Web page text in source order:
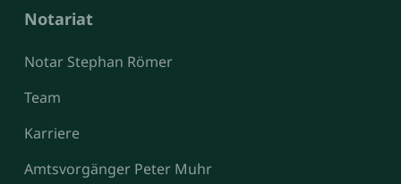
Notariat
Notar Stephan Römer
Team
Karriere
Amtsvorgänger Peter Muhr